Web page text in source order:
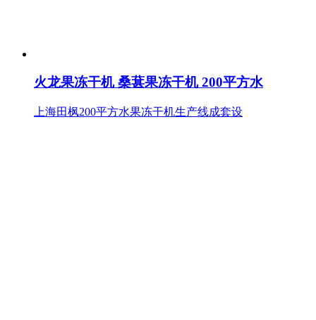
火龙果冻干机 桑葚果冻干机 200平方水
上海田枫200平方水果冻干机生产线成套设